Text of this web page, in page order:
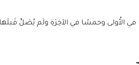
الأُولى وخمسًا في الآخِرَةِ ولَم يُصَلِّ قَبلَها